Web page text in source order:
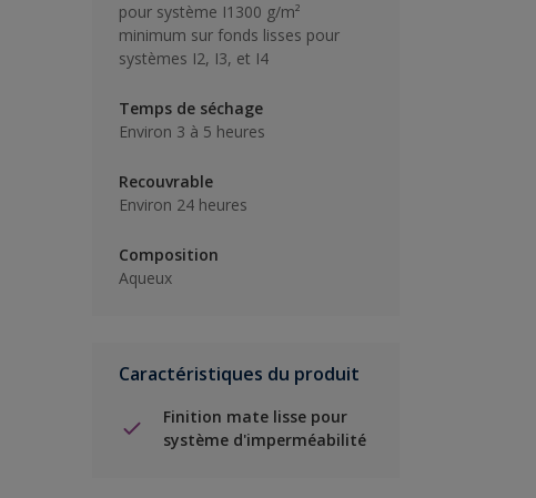
pour système I1300 g/m²
minimum sur fonds lisses pour
systèmes I2, I3, et I4
Temps de séchage
Environ 3 à 5 heures
Recouvrable
Environ 24 heures
Composition
Aqueux
Caractéristiques du produit
Finition mate lisse pour
système d'imperméabilité